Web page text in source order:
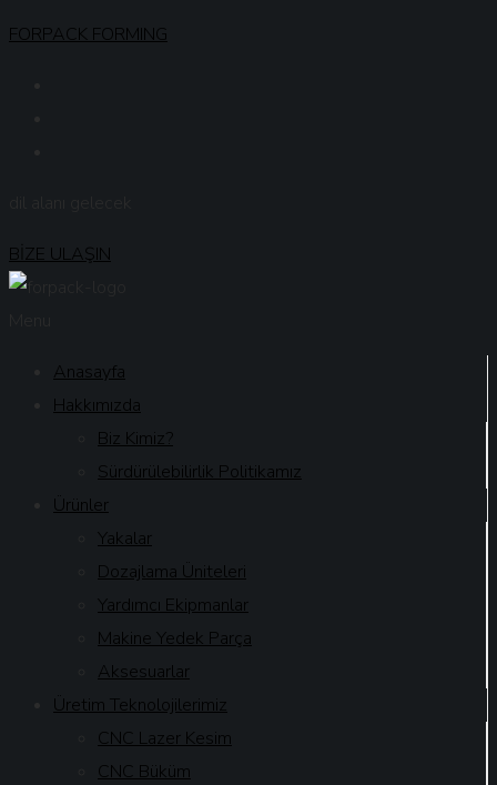
FORPACK FORMING
BİZE ULAŞIN
Anasayfa
Hakkımızda
Biz Kimiz?
Sürdürülebilirlik Politikamız
Ürünler
Yakalar
Dozajlama Üniteleri
Yardımcı Ekipmanlar
Makine Yedek Parça
Aksesuarlar
Üretim Teknolojilerimiz
CNC Lazer Kesim
CNC Büküm